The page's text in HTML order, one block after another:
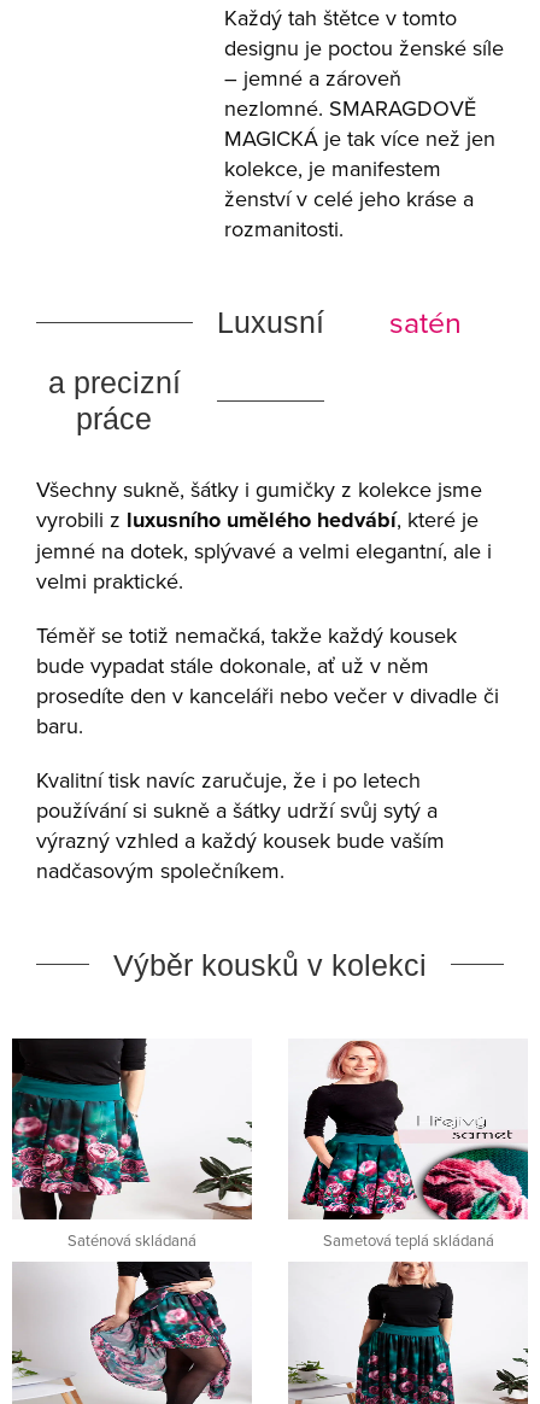
Každý tah štětce v tomto
designu je poctou ženské síle
– jemné a zároveň
nezlomné. SMARAGDOVĚ
MAGICKÁ je tak více než jen
kolekce, je manifestem
ženství v celé jeho kráse a
rozmanitosti.
Luxusní satén
a precizní
práce
Všechny sukně, šátky i gumičky z kolekce jsme
vyrobili z luxusního umělého hedvábí, které je
jemné na dotek, splývavé a velmi elegantní, ale i
velmi praktické.
Téměř se totiž nemačká, takže každý kousek
bude vypadat stále dokonale, ať už v něm
prosedíte den v kanceláři nebo večer v divadle či
baru.
Kvalitní tisk navíc zaručuje, že i po letech
používání si sukně a šátky udrží svůj sytý a
výrazný vzhled a každý kousek bude vaším
nadčasovým společníkem.
Výběr kousků v kolekci
Saténová skládaná Sametová teplá skládaná